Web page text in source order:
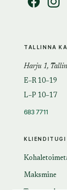
KLIENDITUGI
Maksmine
TALLINNA
Harju 1,
E–R 10–19
L–P 10–17
683 7711